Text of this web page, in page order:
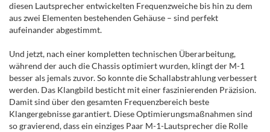
diesen Lautsprecher entwickelten Frequenzweiche bis hin zu dem
aus zwei Elementen bestehenden Gehäuse – sind perfekt
aufeinander abgestimmt.
Und jetzt, nach einer kompletten technischen Überarbeitung,
während der auch die Chassis optimiert wurden, klingt der M-1
besser als jemals zuvor. So konnte die Schallabstrahlung verbessert
werden. Das Klangbild besticht mit einer faszinierenden Präzision.
Damit sind über den gesamten Frequenzbereich beste
Klangergebnisse garantiert. Diese Optimierungsmaßnahmen sind
so gravierend, dass ein einziges Paar M-1-Lautsprecher die Rolle